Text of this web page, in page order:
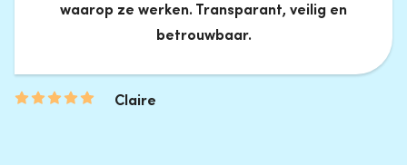
waarop ze werken. Transparant, veilig en
betrouwbaar.
Claire